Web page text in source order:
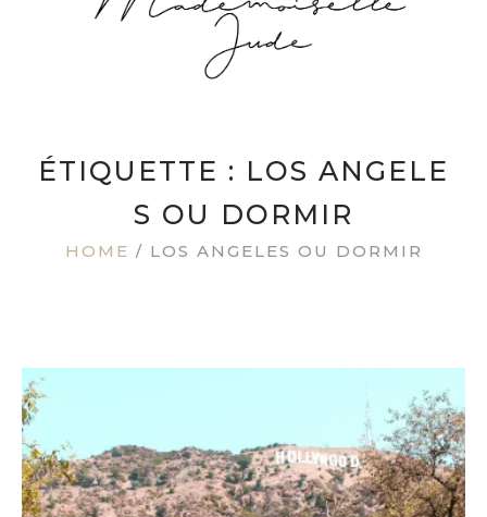
ÉTIQUETTE : LOS ANGELE
S OU DORMIR
HOME / LOS ANGELES OU DORMIR